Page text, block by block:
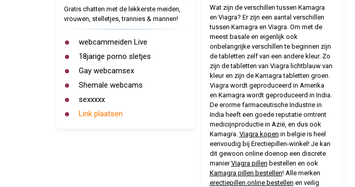
Gratis chatten met de lekkerste meiden,
vrouwen, stelletjes, trannies & mannen!
webcammeiden Live
18jarige porno sletjes
Gay webcamsex
Shemale webcams
sexxxxx
Link plaatsen
Wat zijn de verschillen tussen Kamagra
en Viagra? Er zijn een aantal verschillen
tussen Kamagra en Viagra. Om met de
meest basale en eigenlijk ook
onbelangrijke verschillen te beginnen zijn
de tabletten zelf van een andere kleur. Zo
zijn de tabletten van Viagra lichtblauw van
kleur en zijn de Kamagra tabletten groen.
Viagra wordt geproduceerd in Amerika
en Kamagra wordt geproduceerd in India.
De erorme farmaceutische Industrie in
India heeft een goede reputatie omtrent
medicijnproductie in Azië, en dus ook
Kamagra. Viagra kopen in belgie is heel
eenvoudig bij Erectiepillen-winkel! Je kan
dit gewoon online doenop een discrete
manierViagra pillen bestellen en ook
Kamagra pillen bestellen! Alle merken
erectiepillen online bestellen en veilig